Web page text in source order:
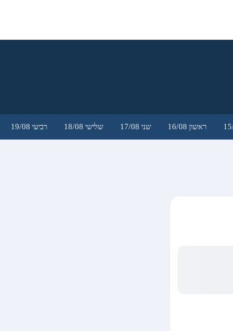
ראשון 16/08 שני 17/08 שלישי 18/08 רביעי 19/08